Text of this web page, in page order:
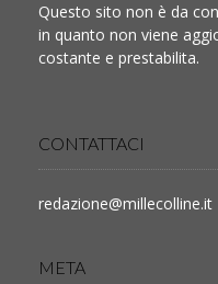
Questo sito non è da
in quanto non viene
costante e prestabilita.
CONTATTACI
redazione@millecolline.it
META